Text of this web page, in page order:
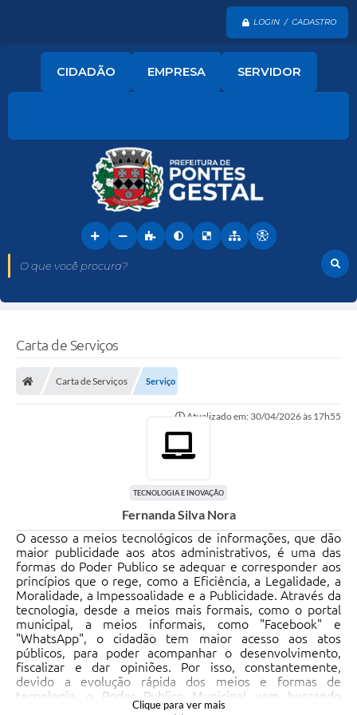
LOGIN / CADASTRO
O que você procura?
CIDADÃO EMPRESA SERVIDOR
Carta de Serviços
Carta de Serviços Serviço
Atualizado em: 30/04/2026 às 17h55
TECNOLOGIA E INOVAÇÃO
Fernanda Silva Nora
O acesso a meios tecnológicos de informações, que dão
maior publicidade aos atos administrativos, é uma das
formas do Poder Publico se adequar e corresponder aos
princípios que o rege, como a Eficiência, a Legalidade, a
Moralidade, a Impessoalidade e a Publicidade. Através da
tecnologia, desde a meios mais formais, como o portal
municipal, a meios informais, como "Facebook" e
"WhatsApp", o cidadão tem maior acesso aos atos
públicos, para poder acompanhar o desenvolvimento,
fiscalizar e dar opiniões. Por isso, constantemente,
devido a evolução rápida dos meios e formas de
tecnologia, o Poder Publico Municipal vem buscando
modernizar as formas de acesso tecnológicos e meios de
Clique para ver mais